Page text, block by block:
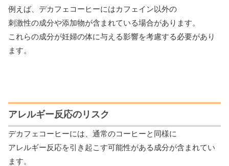
例えば、デカフェコーヒーにはカフェイン以外の
刺激性の成分や添加物が含まれている場合があります。
これらの成分が妊婦の体に与える影響を考慮する必要があり
ます。
アレルギー反応のリスク
デカフェコーヒーには、通常のコーヒーと同様に
アレルギー反応を引き起こす可能性がある成分が含まれてい
ます。